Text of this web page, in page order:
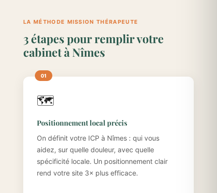
LA MÉTHODE MISSION THÉRAPEUTE
3 étapes pour remplir votre
cabinet à Nîmes
🗺️
Positionnement local précis
On définit votre ICP à Nîmes : qui vous
aidez, sur quelle douleur, avec quelle
spécificité locale. Un positionnement clair
rend votre site 3× plus efficace.